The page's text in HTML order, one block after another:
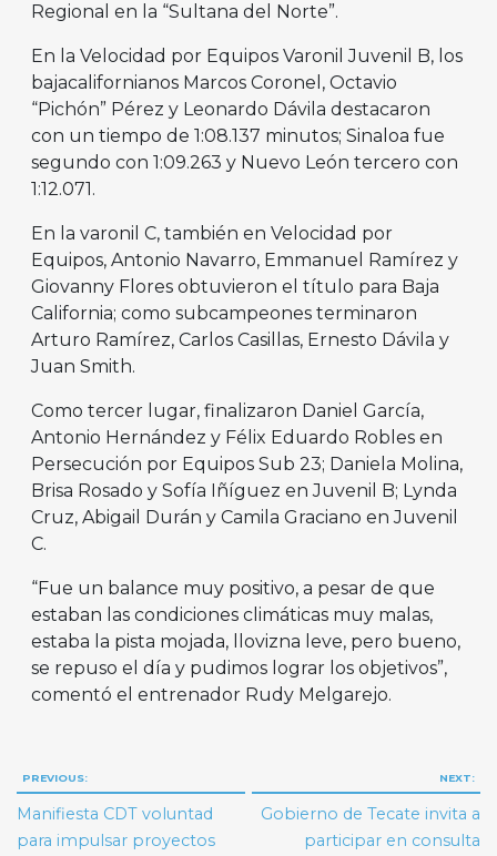
Regional en la “Sultana del Norte”.
En la Velocidad por Equipos Varonil Juvenil B, los
bajacalifornianos Marcos Coronel, Octavio
“Pichón” Pérez y Leonardo Dávila destacaron
con un tiempo de 1:08.137 minutos; Sinaloa fue
segundo con 1:09.263 y Nuevo León tercero con
1:12.071.
En la varonil C, también en Velocidad por
Equipos, Antonio Navarro, Emmanuel Ramírez y
Giovanny Flores obtuvieron el título para Baja
California; como subcampeones terminaron
Arturo Ramírez, Carlos Casillas, Ernesto Dávila y
Juan Smith.
Como tercer lugar, finalizaron Daniel García,
Antonio Hernández y Félix Eduardo Robles en
Persecución por Equipos Sub 23; Daniela Molina,
Brisa Rosado y Sofía Iñíguez en Juvenil B; Lynda
Cruz, Abigail Durán y Camila Graciano en Juvenil
C.
“Fue un balance muy positivo, a pesar de que
estaban las condiciones climáticas muy malas,
estaba la pista mojada, llovizna leve, pero bueno,
se repuso el día y pudimos lograr los objetivos”,
comentó el entrenador Rudy Melgarejo.
Navegación
de
entradas
PREVIOUS:
Manifiesta CDT voluntad
para impulsar proyectos
NEXT:
Gobierno de Tecate invita a
participar en consulta